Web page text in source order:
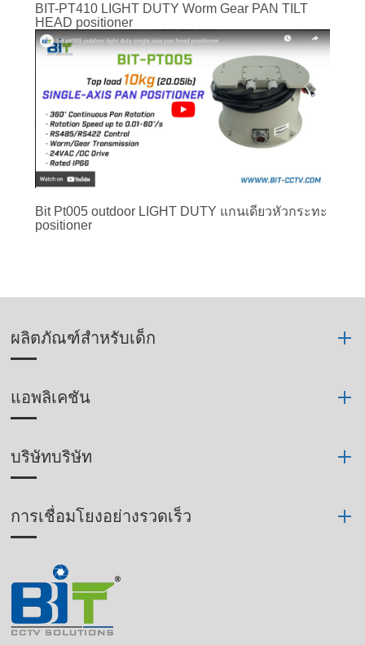
BIT-PT410 LIGHT DUTY Worm Gear PAN TILT
HEAD positioner
Bit Pt005 outdoor LIGHT DUTY แกนเดี่ยวหัวกระทะ
positioner
ผลิตภัณฑ์สำหรับเด็ก
แอพลิเคชัน
บริษัทบริษัท
การเชื่อมโยงอย่างรวดเร็ว